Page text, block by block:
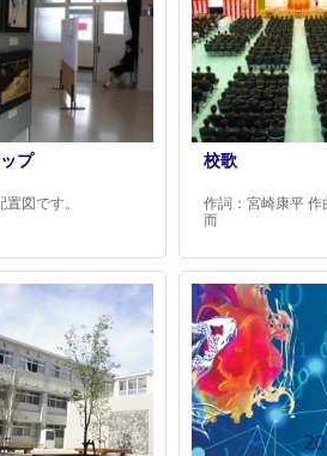
プ
図です。
校歌
作詞：宮崎康平 作
而